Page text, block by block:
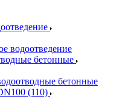
водоотведение
бетонные
бетонные
(110)